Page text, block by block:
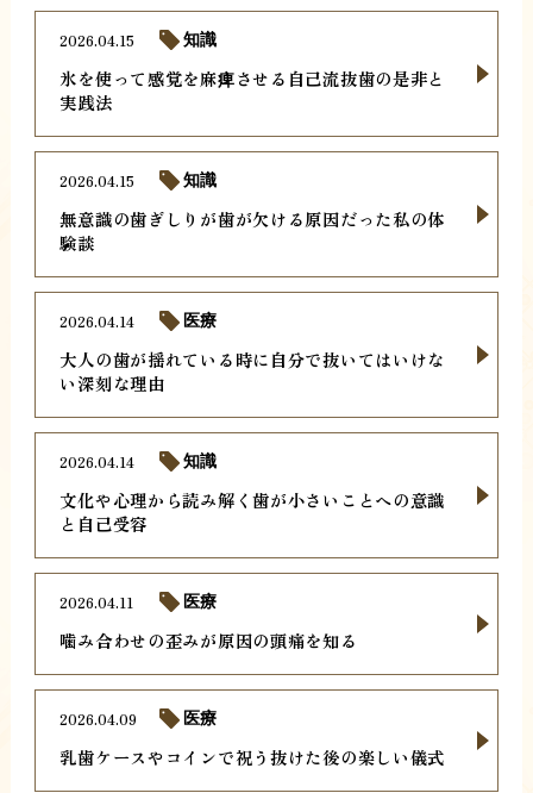
氷を使って感覚を麻痺させる自己流抜歯の是非と
実践法
2026.04.15 知識
無意識の歯ぎしりが歯が欠ける原因だった私の体
験談
2026.04.15 知識
大人の歯が揺れている時に自分で抜いてはいけな
い深刻な理由
2026.04.14 医療
文化や心理から読み解く歯が小さいことへの意識
と自己受容
2026.04.14 知識
噛み合わせの歪みが原因の頭痛を知る
2026.04.11 医療
乳歯ケースやコインで祝う抜けた後の楽しい儀式
2026.04.09 医療